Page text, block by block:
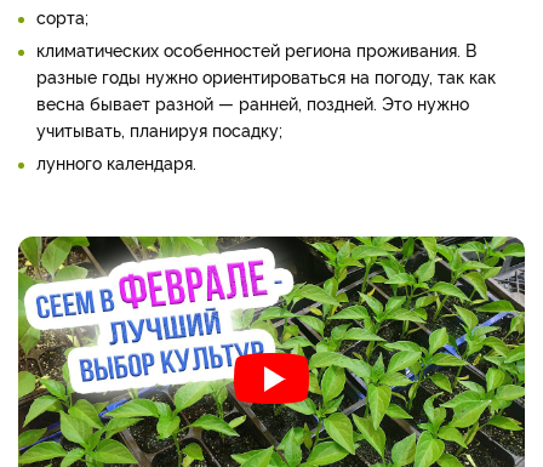
сорта;
климатических особенностей региона проживания. В
разные годы нужно ориентироваться на погоду, так как
весна бывает разной — ранней, поздней. Это нужно
учитывать, планируя посадку;
лунного календаря.